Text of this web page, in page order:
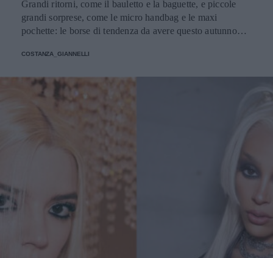
Grandi ritorni, come il bauletto e la baguette, e piccole
grandi sorprese, come le micro handbag e le maxi
pochette: le borse di tendenza da avere questo autunno
COSTANZA_GIANNELLI